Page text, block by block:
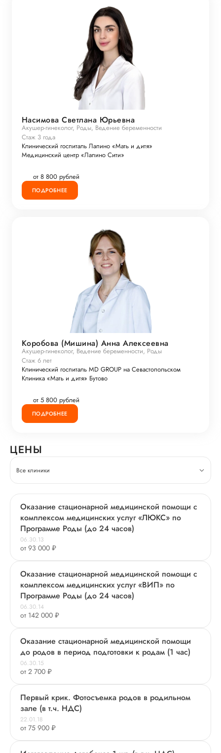
Насимова Светлана Юрьевна
Акушер-гинеколог, Роды, Ведение беременности
Стаж 3 года
Клинический госпиталь Лапино «Мать и дитя»
Медицинский центр «Лапино Сити»
от 8 800 рублей
ПОДРОБНЕЕ
Коробова (Мишина) Анна Алексеевна
Акушер-гинеколог, Ведение беременности, Роды
Стаж 6 лет
Клинический госпиталь MD GROUP на Севастопольском
Клиника «Мать и дитя» Бутово
от 5 800 рублей
ПОДРОБНЕЕ
ЦЕНЫ
Все клиники
Оказание стационарной медицинской помощи с
комплексом медицинских услуг «ЛЮКС» по
Программе Роды (до 24 часов)
06.30.13
от 93 000 ₽
Оказание стационарной медицинской помощи с
комплексом медицинских услуг «ВИП» по
Программе Роды (до 24 часов)
06.30.14
от 142 000 ₽
Оказание стационарной медицинской помощи
до родов в период подготовки к родам (1 час)
06.30.15
от 2 700 ₽
Первый крик. Фотосъемка родов в родильном
зале (в т.ч. НДС)
22.01.18
от 75 900 ₽